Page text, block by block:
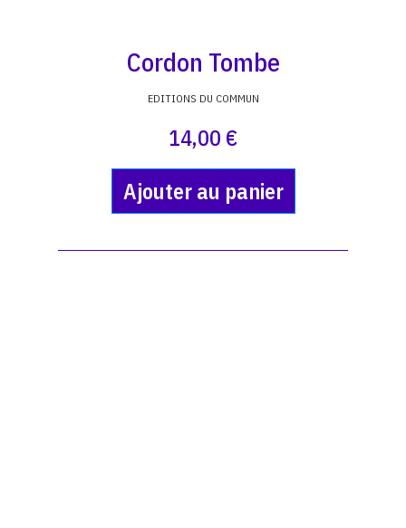
Cordon Tombe
EDITIONS DU COMMUN
14,00 €
Ajouter au panier